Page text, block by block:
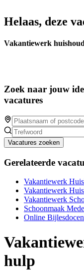
Helaas, deze
Vakantiewerk
Zoek naar jouw
vacatures
Vacatures zoeken
Gerelateerde
Vakantiewerk
Vakantiewerk
Vakantiewerk
Schoonmaak
Online
hulp